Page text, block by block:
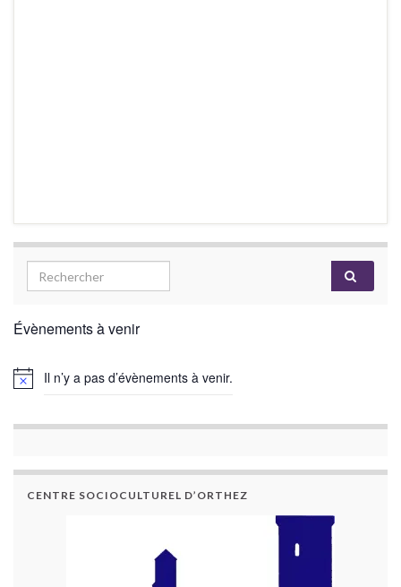
Évènements à venir
Il n’y a pas d’évènements à venir.
CENTRE SOCIOCULTUREL D’ORTHEZ